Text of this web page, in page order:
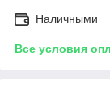
Наличными
Все условия